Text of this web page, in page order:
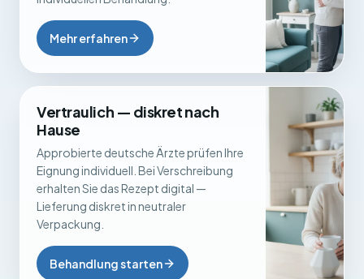
Mehr erfahren
Vertraulich — diskret nach
Hause
Approbierte deutsche Ärzte prüfen Ihre
Eignung individuell. Bei Verschreibung
erhalten Sie das Rezept digital —
Lieferung diskret in neutraler
Verpackung.
Behandlung starten